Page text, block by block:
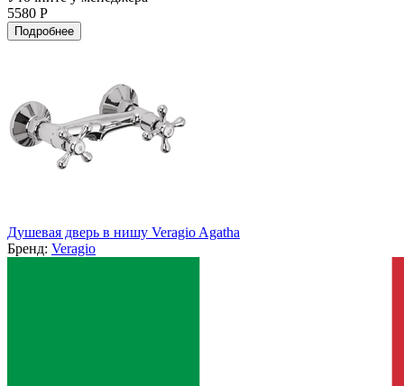
5580 Р
Подробнее
Душевая дверь в нишу Veragio Agatha
Бренд: Veragio